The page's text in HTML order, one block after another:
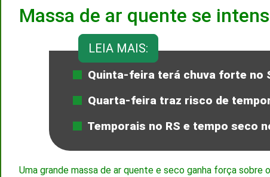
Massa de ar quente se
LEIA MAIS:
Quinta-feira terá chuva forte no
Quarta-feira traz risco de
Temporais no RS e tempo seco
Uma grande massa de ar quente e seco ganha força sobre